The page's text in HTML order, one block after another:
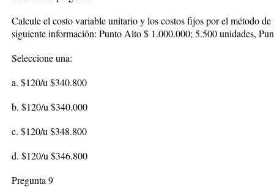
Calcule el costo variable unitario y los costos fijos por el método
siguiente información: Punto Alto $ 1.000.000; 5.500 unidades,
Seleccione una:
a. $120/u $340.800
b. $120/u $340.000
c. $120/u $348.800
d. $120/u $346.800
Pregunta 9